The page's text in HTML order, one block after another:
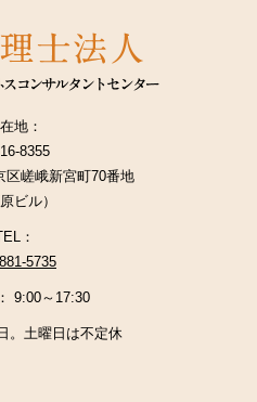
地：
8355
区嵯峨新宮町70番地
ビル）
：
5735
9:00～17:30
。土曜日は不定休